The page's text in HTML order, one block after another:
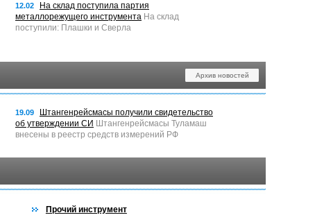
12.02
На склад поступила партия
металлорежущего инструмента На склад
поступили: Плашки и Сверла
Архив новостей
19.09
Штангенрейсмасы получили свидетельство
об утверждении СИ Штангенрейсмасы Туламаш
внесены в реестр средств измерений РФ
Прочий инструмент